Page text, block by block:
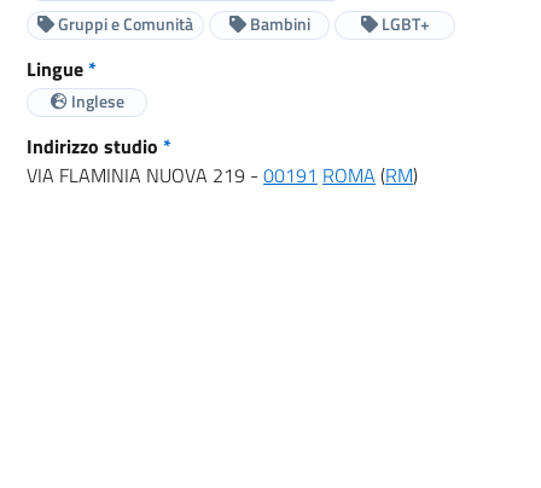
Gruppi e Comunità
Bambini LGBT+
Lingue*
Inglese
Indirizzo studio *
VIA FLAMINIA NUOVA 219 - 00191 ROMA (RM)